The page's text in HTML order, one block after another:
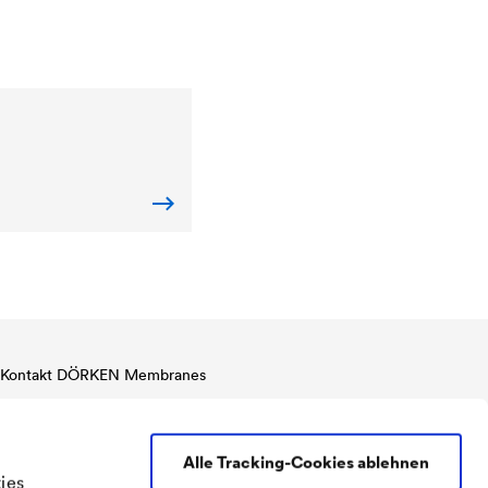
Alle Tracking-Cookies ablehnen
Kontakt DÖRKEN Membranes